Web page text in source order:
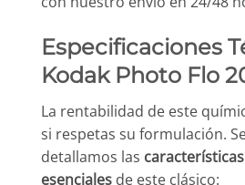
Especificaciones
Kodak Photo Flo
La rentabilidad de este
si respetas su formulación.
detallamos las
esenciales de este clásico: